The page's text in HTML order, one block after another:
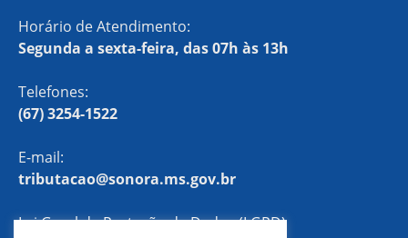
Horário de Atendimento:
Segunda a sexta-feira, das 07h às 13h
Telefones:
(67) 3254-1522
E-mail:
tributacao@sonora.ms.gov.br
Lei Geral de Proteção de Dados (LGPD)